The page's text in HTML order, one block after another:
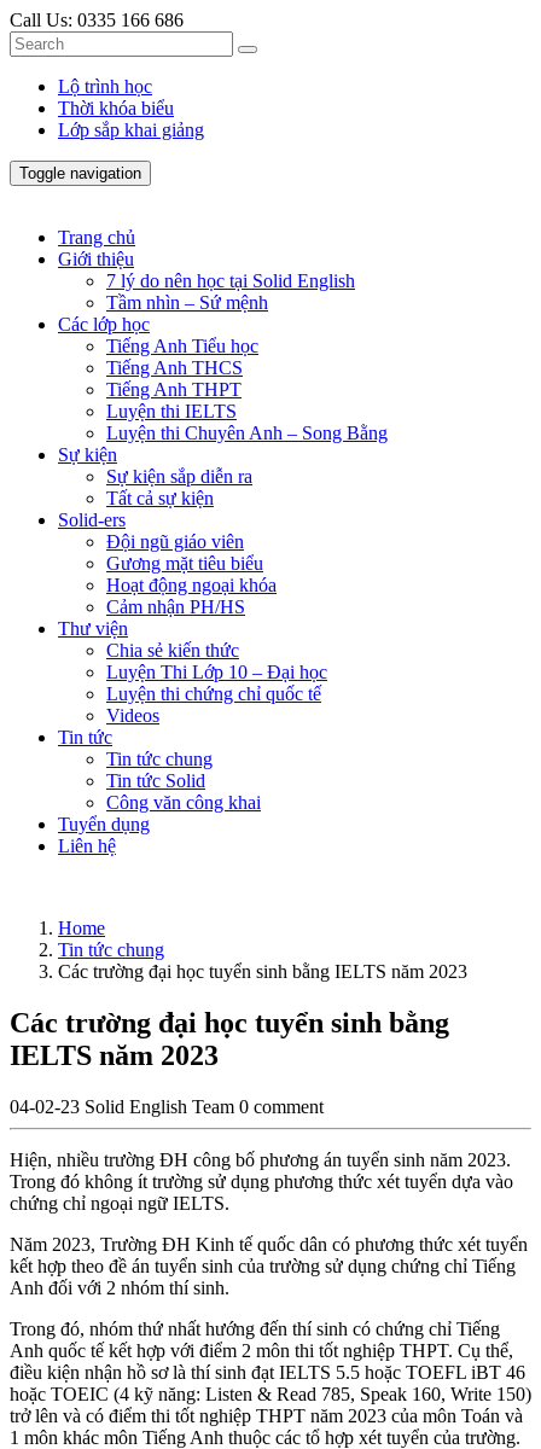
Call Us: 0335 166 686
Lộ trình học
Thời khóa biểu
Lớp sắp khai giảng
Toggle navigation
Trang chủ
Giới thiệu
7 lý do nên học tại Solid English
Tầm nhìn – Sứ mệnh
Các lớp học
Tiếng Anh Tiểu học
Tiếng Anh THCS
Tiếng Anh THPT
Luyện thi IELTS
Luyện thi Chuyên Anh – Song Bằng
Sự kiện
Sự kiện sắp diễn ra
Tất cả sự kiện
Solid-ers
Đội ngũ giáo viên
Gương mặt tiêu biểu
Hoạt động ngoại khóa
Cảm nhận PH/HS
Thư viện
Chia sẻ kiến thức
Luyện Thi Lớp 10 – Đại học
Luyện thi chứng chỉ quốc tế
Videos
Tin tức
Tin tức chung
Tin tức Solid
Công văn công khai
Tuyển dụng
Liên hệ
Home
Tin tức chung
Các trường đại học tuyển sinh bằng IELTS năm 2023
Các trường đại học tuyển sinh bằng
IELTS năm 2023
04-02-23 Solid English Team 0 comment
Hiện, nhiều trường ĐH công bố phương án tuyển sinh năm 2023.
Trong đó không ít trường sử dụng phương thức xét tuyển dựa vào
chứng chỉ ngoại ngữ IELTS.
Năm 2023, Trường ĐH Kinh tế quốc dân có phương thức xét tuyển
kết hợp theo đề án tuyển sinh của trường sử dụng chứng chỉ Tiếng
Anh đối với 2 nhóm thí sinh.
Trong đó, nhóm thứ nhất hướng đến thí sinh có chứng chỉ Tiếng
Anh quốc tế kết hợp với điểm 2 môn thi tốt nghiệp THPT. Cụ thể,
điều kiện nhận hồ sơ là thí sinh đạt IELTS 5.5 hoặc TOEFL iBT 46
hoặc TOEIC (4 kỹ năng: Listen & Read 785, Speak 160, Write 150)
trở lên và có điểm thi tốt nghiệp THPT năm 2023 của môn Toán và
1 môn khác môn Tiếng Anh thuộc các tổ hợp xét tuyển của trường.